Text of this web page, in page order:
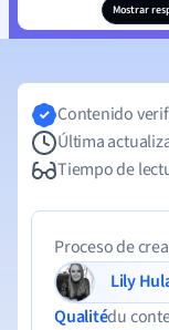
Mostrar
Contenido
Última
Tiempo de
Proceso de
Lily
Qualitédu